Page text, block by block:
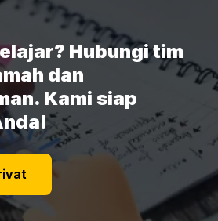
Hubungi tim
dan
Kami siap